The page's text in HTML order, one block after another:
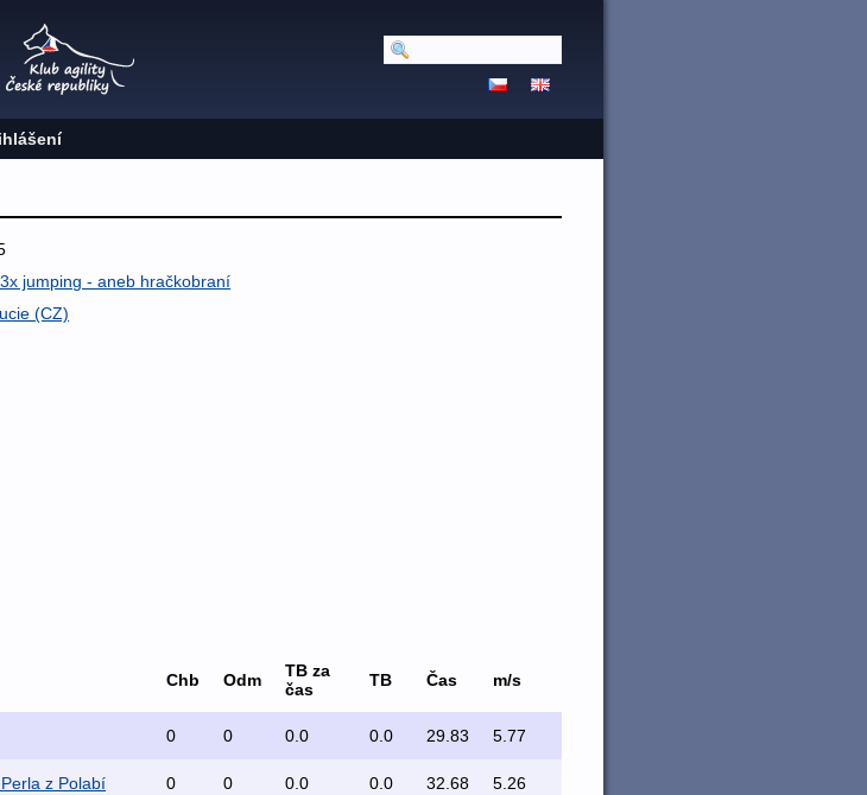
jumping - aneb hračkobraní
(CZ)
Chb Odm
TB za
čas
TB Čas m/s
0 0 0.0 0.0 29.83 5.77
z Polabí 0 0 0.0 0.0 32.68 5.26